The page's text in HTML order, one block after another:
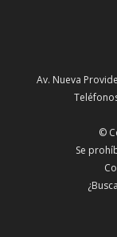
Av. Nueva
©
Se